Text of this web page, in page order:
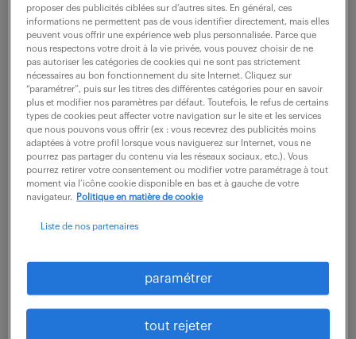
une opportunité en tant que Chargé solution
indemnisation H/F ?
Faites partie d'une équipe dynamique où vous
contribuez à l'optimisation des interactions clients
et à l'amélioration des services bancaires.
- Gérez efficacement les appels entrants et
sortants pour assurer une communication fluide
avec nos clients
- Présentez nos recours tout en gérant les flux de
données de manière proactive et structurée
Découvrez cette offre alléchante :
proposer des publicités ciblées sur d’autres sites. En général, ces
informations ne permettent pas de vous identifier directement, mais elles
peuvent vous offrir une expérience web plus personnalisée. Parce que
nous respectons votre droit à la vie privée, vous pouvez choisir de ne
pas autoriser les catégories de cookies qui ne sont pas strictement
nécessaires au bon fonctionnement du site Internet. Cliquez sur
“paramétrer”, puis sur les titres des différentes catégories pour en savoir
plus et modifier nos paramètres par défaut. Toutefois, le refus de certains
types de cookies peut affecter votre navigation sur le site et les services
que nous pouvons vous offrir (ex : vous recevrez des publicités moins
adaptées à votre profil lorsque vous naviguerez sur Internet, vous ne
pourrez pas partager du contenu via les réseaux sociaux, etc.). Vous
pourrez retirer votre consentement ou modifier votre paramétrage à tout
moment via l’icône cookie disponible en bas et à gauche de votre
navigateur.
Politique en matière de cookie
Liste de nos partenaires
paramétrer
tout rejeter